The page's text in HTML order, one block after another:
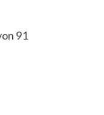
91